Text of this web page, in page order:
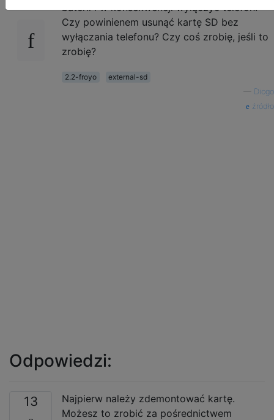
baterii i w konsekwencji wyłączyć telefon.
Czy powinienem usunąć kartę SD bez
wyłączania telefonu? Czy coś zrobię, jeśli to
zrobię?
2.2-froyo
external-sd
Diogo
źródło
Odpowiedzi:
13
Najpierw należy zdemontować kartę.
Możesz to zrobić za pośrednictwem